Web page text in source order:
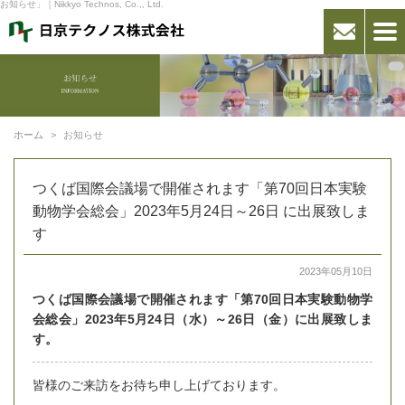
お知らせ」｜Nikkyo Technos, Co.,, Ltd.
ホーム お知らせ
つくば国際会議場で開催されます「第70回日本実験
動物学会総会」2023年5月24日～26日 に出展致しま
す
2023年05月10日
つくば国際会議場で開催されます「第70回日本実験動物学
会総会」2023年5月24日（水）～26日（金） に出展致しま
す。
皆様のご来訪をお待ち申し上げております。